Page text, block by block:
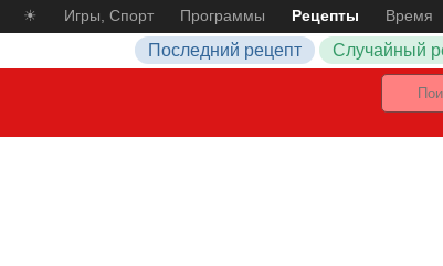
☀ Игры, Спорт Программы Рецепты Время
Последний рецепт Случайный